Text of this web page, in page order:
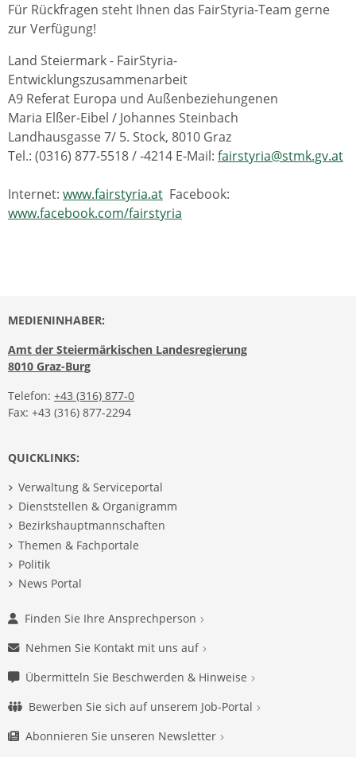
Für Rückfragen steht Ihnen das FairStyria-Team gerne
zur Verfügung!
Land Steiermark - FairStyria-
Entwicklungszusammenarbeit
A9 Referat Europa und Außenbeziehungenen
Maria Elßer-Eibel / Johannes Steinbach
Landhausgasse 7/ 5. Stock, 8010 Graz
Tel.: (0316) 877-5518 / -4214 E-Mail: fairstyria@stmk.gv.at
Internet: www.fairstyria.at Facebook:
www.facebook.com/fairstyria
MEDIENINHABER:
Amt der Steiermärkischen Landesregierung
8010 Graz-Burg
Telefon: +43 (316) 877-0
Fax: +43 (316) 877-2294
QUICKLINKS:
Verwaltung & Serviceportal
Dienststellen & Organigramm
Bezirkshauptmannschaften
Themen & Fachportale
Politik
News Portal
Finden Sie Ihre Ansprechperson
Nehmen Sie Kontakt mit uns auf
Übermitteln Sie Beschwerden & Hinweise
Bewerben Sie sich auf unserem Job-Portal
Abonnieren Sie unseren Newsletter